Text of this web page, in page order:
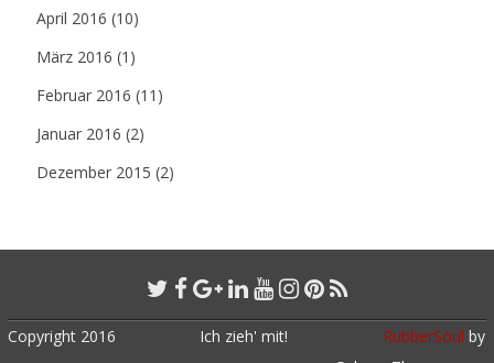
April 2016 (10)
März 2016 (1)
Februar 2016 (11)
Januar 2016 (2)
Dezember 2015 (2)
Copyright 2016 Ich zieh' mit! RubberSoul by